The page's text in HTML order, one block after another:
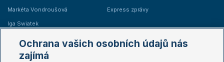
Markéta Vondroušová
Iga Swiatek
Express zprávy
Žebříčky
Ochrana vašich osobních údajů nás
zajímá